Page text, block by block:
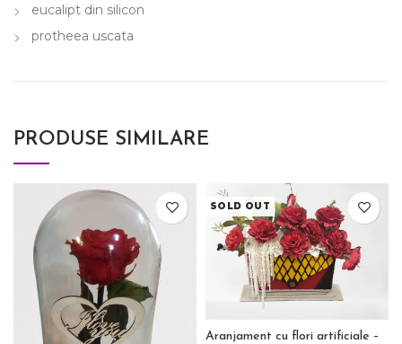
eucalipt din silicon
protheea uscata
PRODUSE SIMILARE
SOLD OUT
Aranjament cu flori artificiale –